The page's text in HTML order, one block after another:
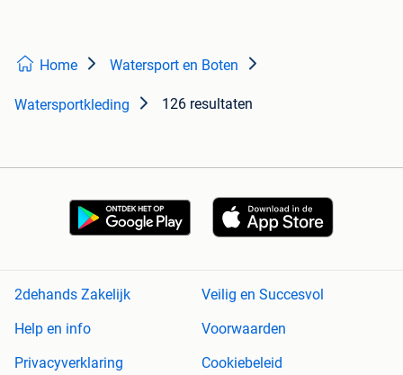
Home Watersport en Boten
Watersportkleding 126 resultaten
2dehands Zakelijk
Veilig en Succesvol
Help en info
Voorwaarden
Privacyverklaring
Cookiebeleid